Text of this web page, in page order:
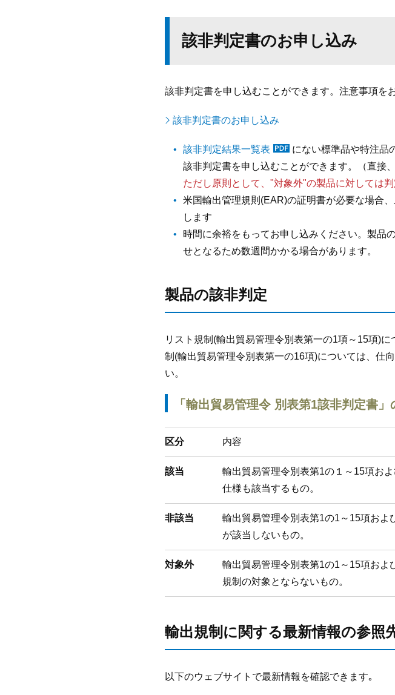
該非判定書のお申し込み
該非判定書を申し込むことができます。注意事項を
該非判定書のお申し込み
該非判定結果一覧表
にない標準品や特注品
該非判定書を申し込むことができます。（直接
ただし原則として、"対象外"の製品に対しては
米国輸出管理規則(EAR)の証明書が必要な場合
します
時間に余裕をもってお申し込みください。製品
せとなるため数週間かかる場合があります。
製品の該非判定
リスト規制(輸出貿易管理令別表第一の1項～15項)
制(輸出貿易管理令別表第一の16項)については、仕
い。
「輸出貿易管理令 別表第1該非判定書」
区分 内容
該当
輸出貿易管理令別表第1の１～15項お
仕様も該当するもの。
非該当
輸出貿易管理令別表第1の1～15項およ
が該当しないもの。
対象外
輸出貿易管理令別表第1の1～15項およ
規制の対象とならないもの。
輸出規制に関する最新情報の参照
以下のウェブサイトで最新情報を確認できます｡